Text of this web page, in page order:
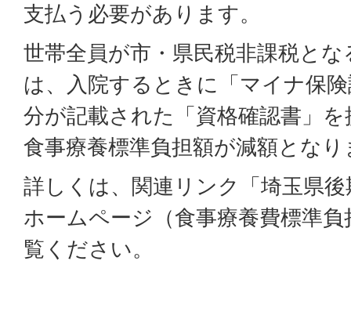
支払う必要があります。
世帯全員が市・県民税非課税と
は、入院するときに「マイナ保
分が記載された「資格確認書」
食事療養標準負担額が減額となり
詳しくは、関連リンク「埼玉県
ホームページ（食事療養費標準
覧ください。